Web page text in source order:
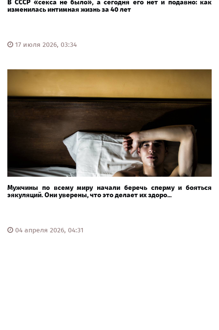
В СССР «секса не было», а сегодня его нет и подавно: как
изменилась интимная жизнь за 40 лет
17 июля 2026, 03:34
Мужчины по всему миру начали беречь сперму и бояться
эякуляций. Они уверены, что это делает их здоро...
04 апреля 2026, 04:31